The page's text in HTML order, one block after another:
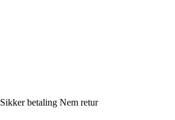
Sikker betaling Nem retur